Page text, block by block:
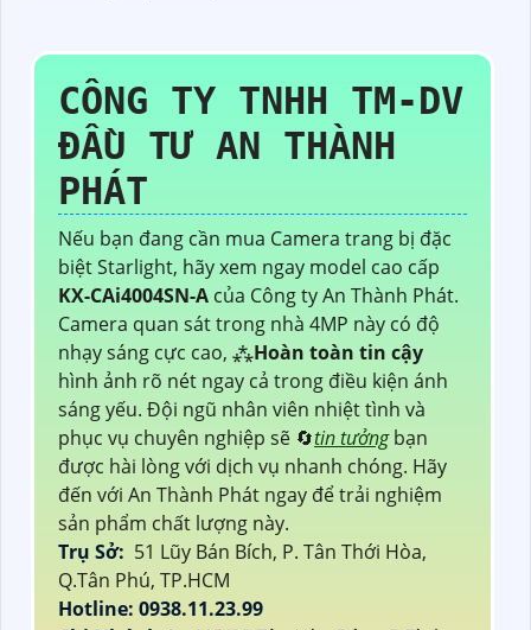
CÔNG TY TNHH TM-DV
ĐẦU TƯ AN THÀNH
PHÁT
Nếu bạn đang cần mua Camera trang bị đặc
biệt Starlight, hãy xem ngay model cao cấp
KX-CAi4004SN-A của Công ty An Thành Phát.
Camera quan sát trong nhà 4MP này có độ
nhạy sáng cực cao, ⁂Hoàn toàn tin cậy
hình ảnh rõ nét ngay cả trong điều kiện ánh
sáng yếu. Đội ngũ nhân viên nhiệt tình và
phục vụ chuyên nghiệp sẽ 🔄tin tưởngbạn
được hài lòng với dịch vụ nhanh chóng. Hãy
đến với An Thành Phát ngay để trải nghiệm
sản phẩm chất lượng này.
Trụ Sở: 51 Lũy Bán Bích, P. Tân Thới Hòa,
Q.Tân Phú, TP.HCM
Hotline: 0938.11.23.99